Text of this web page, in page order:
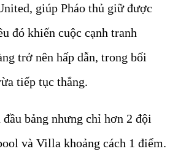
giúp Pháo thủ giữ được
đó khiến cuộc cạnh tranh
trở nên hấp dẫn, trong bối
tiếp tục thắng.
đầu bảng nhưng chỉ hơn 2 đội
và Villa khoảng cách 1 điểm.